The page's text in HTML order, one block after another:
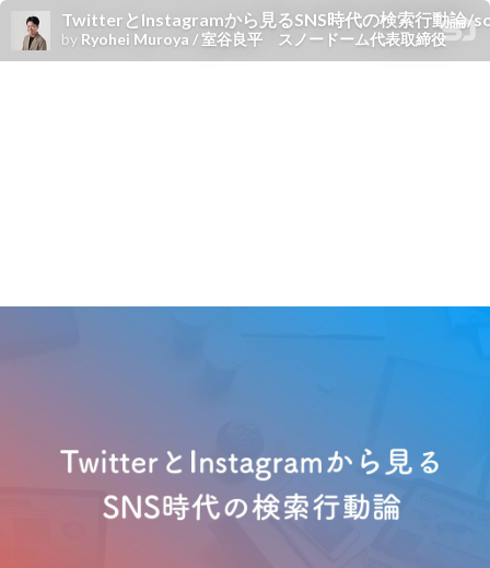
TwitterとInstagramから見るSNS時代の検索行動論/
by Ryohei Muroya / 室谷良平 スノードーム代表取締役